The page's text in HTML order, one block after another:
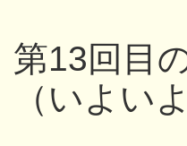
第13回目
（いよい